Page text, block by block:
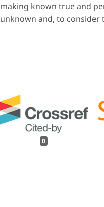
making known true and
unknown and, to
0